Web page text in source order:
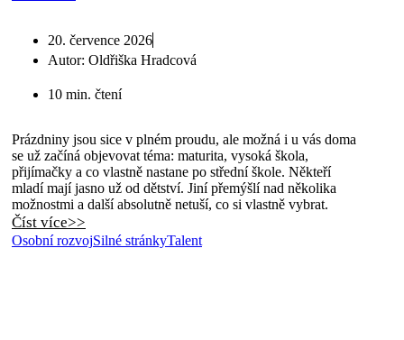
20. července 2026
Autor: Oldřiška Hradcová
10 min. čtení
Prázdniny jsou sice v plném proudu, ale možná i u vás doma
se už začíná objevovat téma: maturita, vysoká škola,
přijímačky a co vlastně nastane po střední škole. Někteří
mladí mají jasno už od dětství. Jiní přemýšlí nad několika
možnostmi a další absolutně netuší, co si vlastně vybrat.
Číst více>>
Osobní rozvojSilné stránkyTalent